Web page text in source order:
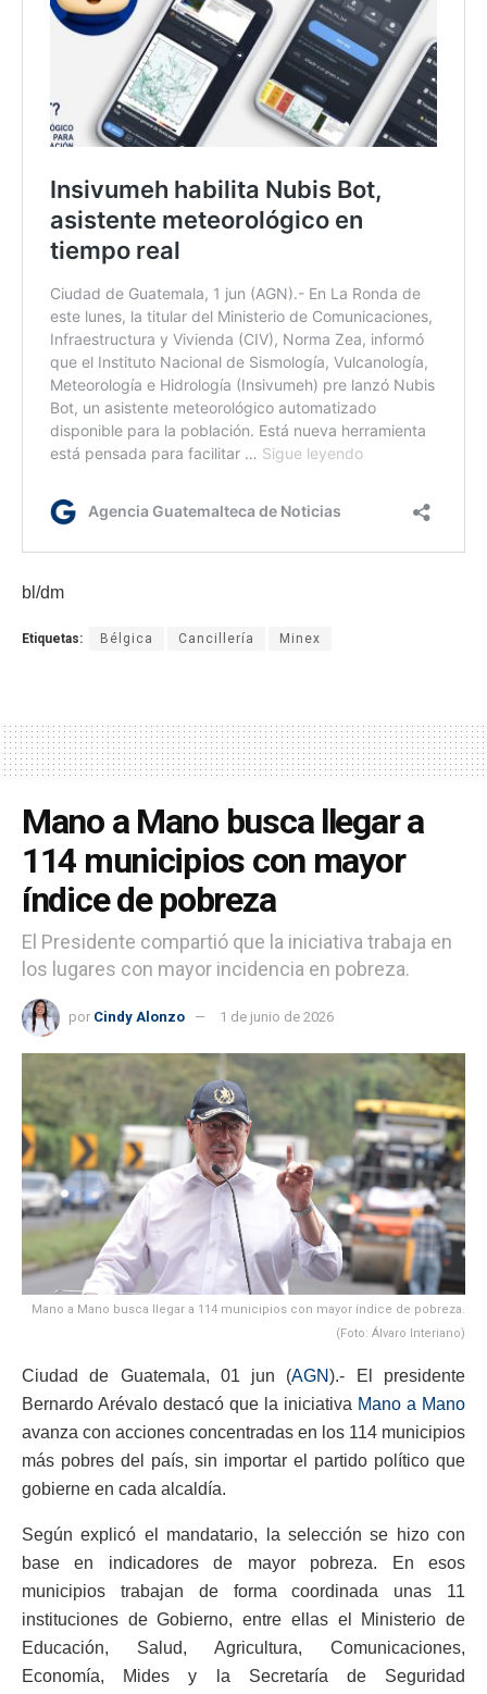
bl/dm
Etiquetas: Bélgica Cancillería Minex
Mano a Mano busca llegar a
114 municipios con mayor
índice de pobreza
El Presidente compartió que la iniciativa trabaja en
los lugares con mayor incidencia en pobreza.
por Cindy Alonzo 1 de junio de 2026
Mano a Mano busca llegar a 114 municipios con mayor índice de pobreza.
(Foto: Álvaro Interiano)
Ciudad de Guatemala, 01 jun (AGN).- El presidente
Bernardo Arévalo destacó que la iniciativa Mano a Mano
avanza con acciones concentradas en los 114 municipios
más pobres del país, sin importar el partido político que
gobierne en cada alcaldía.
Según explicó el mandatario, la selección se hizo con
base en indicadores de mayor pobreza. En esos
municipios trabajan de forma coordinada unas 11
instituciones de Gobierno, entre ellas el Ministerio de
Educación, Salud, Agricultura, Comunicaciones,
Economía, Mides y la Secretaría de Seguridad